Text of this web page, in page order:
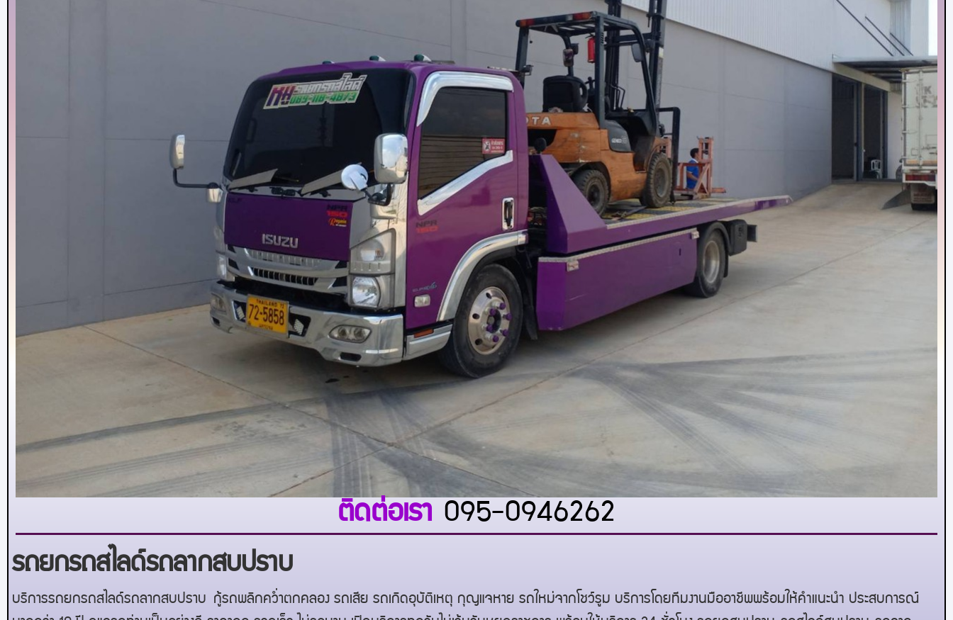
ติดต่อเรา 095-0946262
รถยกรถสไลด์รถลากสบปราบ
บริการรถยกรถสไลด์รถลากสบปราบ กู้รถพลิกคว่ำตกคลอง รถเสีย รถเกิดอุบัติเหตุ กุญแจหาย รถใหม่จากโชว์รูม บริการโดยทีมงานมืออาชีพพร้อมให้คำแนะนำ ประสบการณ์